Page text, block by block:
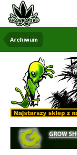
Archiwum